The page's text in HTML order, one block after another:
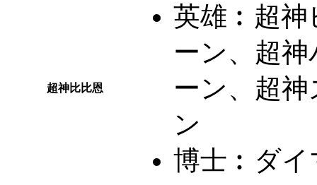
超神比比恩
英雄︰ 超神
ーン、超
ーン、超
ン
博士︰ ダイ